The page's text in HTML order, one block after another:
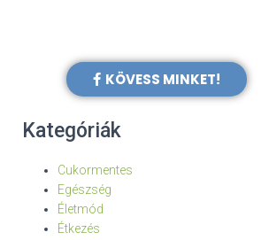
KÖVESS MINKET!
Kategóriák
Cukormentes
Egészség
Életmód
Étkezés